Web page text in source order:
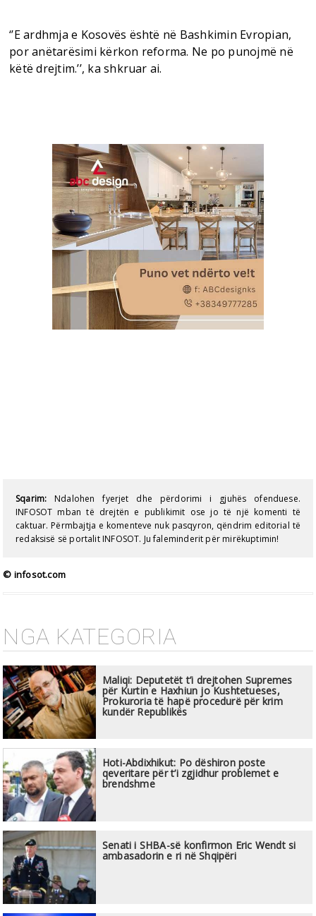
‘’E ardhmja e Kosovës është në Bashkimin Evropian,
por anëtarësimi kërkon reforma. Ne po punojmë në
këtë drejtim.’’, ka shkruar ai.
Sqarim: Ndalohen fyerjet dhe përdorimi i gjuhës ofenduese.
INFOSOT mban të drejtën e publikimit ose jo të një komenti të
caktuar. Përmbajtja e komenteve nuk pasqyron, qëndrim editorial të
redaksisë së portalit INFOSOT. Ju faleminderit për mirëkuptimin!
© infosot.com
NGA KATEGORIA
Maliqi: Deputetët t’i drejtohen Supremes
për Kurtin e Haxhiun jo Kushtetueses,
Prokuroria të hapë procedurë për krim
kundër Republikës
Hoti-Abdixhikut: Po dëshiron poste
qeveritare për t’i zgjidhur problemet e
brendshme
Senati i SHBA-së konfirmon Eric Wendt si
ambasadorin e ri në Shqipëri